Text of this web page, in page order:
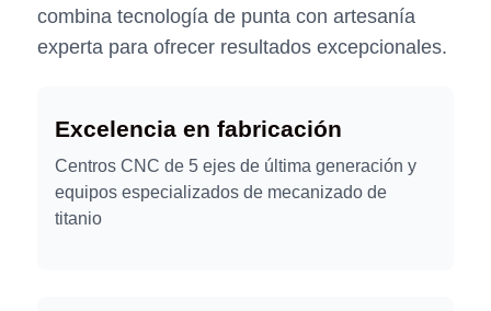
combina tecnología de punta con artesanía
experta para ofrecer resultados excepcionales.
Excelencia en fabricación
Centros CNC de 5 ejes de última generación y
equipos especializados de mecanizado de
titanio